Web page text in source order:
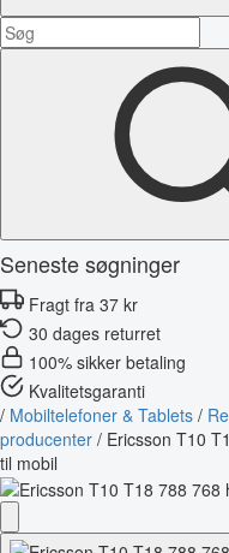
Seneste søgninger
Fragt fra 37 kr
30 dages returret
100% sikker betaling
Kvalitetsgaranti
/ Mobiltelefoner & Tablets /
producenter / Ericsson T10
til mobil